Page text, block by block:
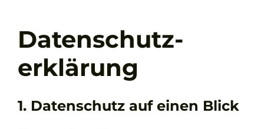
Datenschutz­
erklärung
1. Datenschutz auf einen Blick